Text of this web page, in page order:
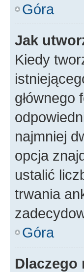
Góra
Jak
Kiedy
najmniej
opcja
ustalić
trwania
Góra
Dlaczego